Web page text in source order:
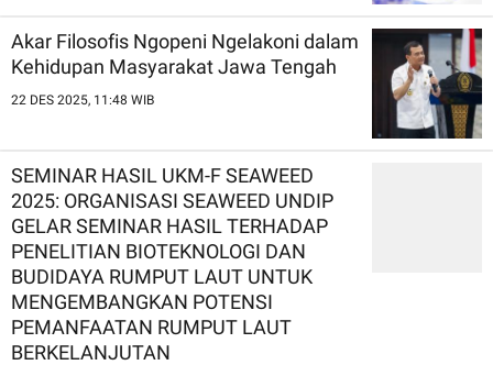
Akar Filosofis Ngopeni Ngelakoni dalam
Kehidupan Masyarakat Jawa Tengah
22 DES 2025, 11:48 WIB
SEMINAR HASIL UKM-F SEAWEED
2025: ORGANISASI SEAWEED UNDIP
GELAR SEMINAR HASIL TERHADAP
PENELITIAN BIOTEKNOLOGI DAN
BUDIDAYA RUMPUT LAUT UNTUK
MENGEMBANGKAN POTENSI
PEMANFAATAN RUMPUT LAUT
BERKELANJUTAN